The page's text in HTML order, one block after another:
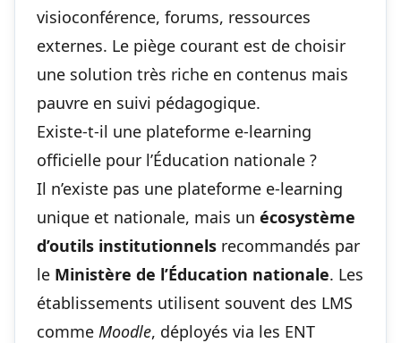
visioconférence, forums, ressources
externes. Le piège courant est de choisir
une solution très riche en contenus mais
pauvre en suivi pédagogique.
Existe-t-il une plateforme e-learning
officielle pour l’Éducation nationale ?
Il n’existe pas une plateforme e-learning
unique et nationale, mais un écosystème
d’outils institutionnels recommandés par
le Ministère de l’Éducation nationale. Les
établissements utilisent souvent des LMS
comme Moodle, déployés via les ENT